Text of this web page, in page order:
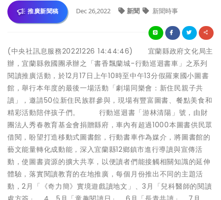
推廣新聞稿 Dec 26,2022 新聞 新聞時事
(中央社訊息服務20221226 14:44:46) 宜蘭縣政府文化局主
辦，宜蘭縣救國團承辦之「書香飄蘭城-行動巡迴書車」之系列
閱讀推廣活動，於12月17日上午10時至中午13分假羅東國小圖書
館，舉行本年度的最後一場活動「劇場同樂會：新住民親子共
讀」，邀請50位新住民族群參與，現場有豐富圖書、餐點美食和
精彩活動陪伴孩子們。 行動巡迴書「游林清陽」號，由財
團法人秀春教育基金會捐贈縣府，車內有超過1000本圖書供民眾
借閱，盼望打造移動式圖書館，行動書車作為媒介，將圖書館的
藝文能量轉化成動能，深入宜蘭縣12鄉鎮市進行導讀與宣傳活
動，使圖書資源的擴大共享，以便讀者們能接觸相關知識的延伸
體驗，落實閱讀教育的在地推廣，每個月份推出不同的主題活
動，2月「《奇力簡》實境遊戲讀地文」、3月「兒科醫師的閱讀